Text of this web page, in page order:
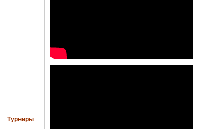
Турниры